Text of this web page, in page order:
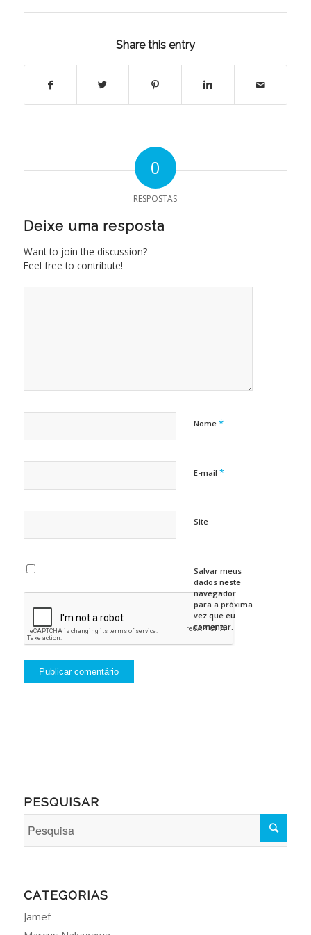
Share this entry
0
RESPOSTAS
Deixe uma resposta
Want to join the discussion?
Feel free to contribute!
Nome *
E-mail *
Site
Salvar meus
dados neste
navegador
para a próxima
vez que eu
comentar.
PESQUISAR
CATEGORIAS
Jamef